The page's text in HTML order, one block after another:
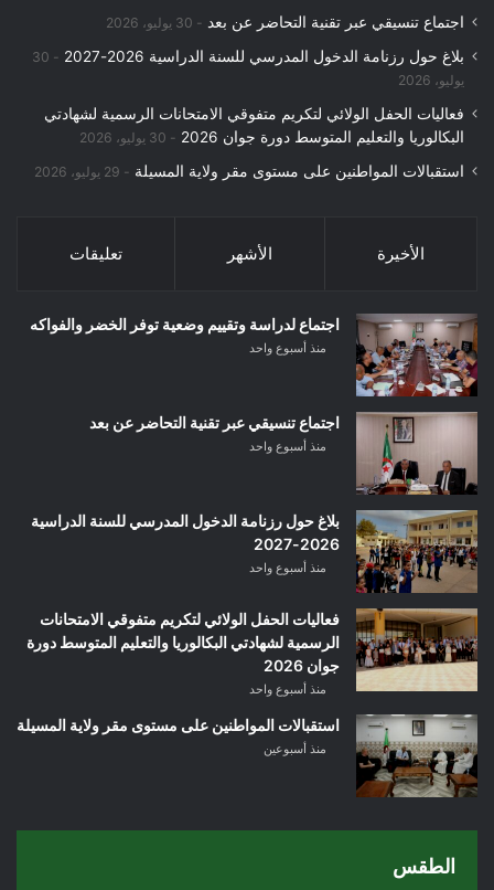
اجتماع تنسيقي عبر تقنية التحاضر عن بعد 30 يوليو، 2026
بلاغ حول رزنامة الدخول المدرسي للسنة الدراسية 2026-2027
30
يوليو، 2026
فعاليات الحفل الولائي لتكريم متفوقي الامتحانات الرسمية لشهادتي
البكالوريا والتعليم المتوسط دورة جوان 2026
30 يوليو، 2026
استقبالات المواطنين على مستوى مقر ولاية المسيلة 29 يوليو، 2026
الأخيرة الأشهر تعليقات
اجتماع لدراسة وتقييم وضعية توفر الخضر والفواكه
منذ أسبوع واحد
اجتماع تنسيقي عبر تقنية التحاضر عن بعد
منذ أسبوع واحد
بلاغ حول رزنامة الدخول المدرسي للسنة الدراسية
2026-2027
منذ أسبوع واحد
فعاليات الحفل الولائي لتكريم متفوقي الامتحانات
الرسمية لشهادتي البكالوريا والتعليم المتوسط دورة
جوان 2026
منذ أسبوع واحد
استقبالات المواطنين على مستوى مقر ولاية المسيلة
منذ أسبوعين
الطقس